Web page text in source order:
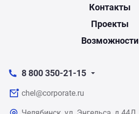
Контакты
Проекты
Возможности
8 800 350-21-15
chel@corporate.ru